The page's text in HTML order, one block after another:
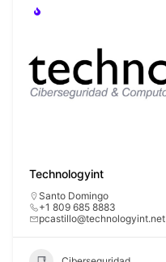
Technologyint
Santo Domingo
+1 809 685 8883
pcastillo@technologyint.net